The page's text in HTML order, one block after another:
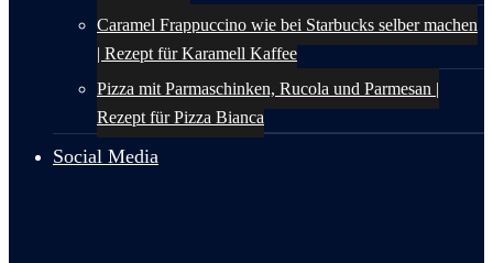
Caramel Frappuccino wie bei Starbucks selber machen
| Rezept für Karamell Kaffee
Pizza mit Parmaschinken, Rucola und Parmesan |
Rezept für Pizza Bianca
Social Media